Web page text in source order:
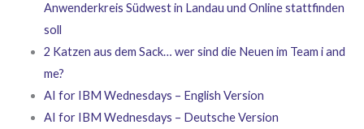
Anwenderkreis Südwest in Landau und Online stattfinden
soll
2 Katzen aus dem Sack… wer sind die Neuen im Team i and
me?
AI for IBM Wednesdays – English Version
AI for IBM Wednesdays – Deutsche Version